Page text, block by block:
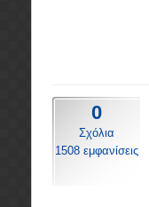
0
Σχόλια
1508 εμφανίσεις